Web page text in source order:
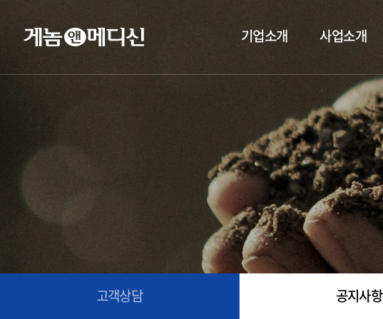
기업소개 사업소개
고객상담 공지사항